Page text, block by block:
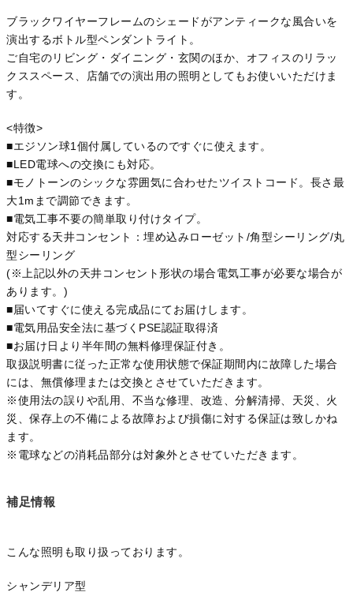
ブラックワイヤーフレームのシェードがアンティークな風合いを
演出するボトル型ペンダントライト。
ご自宅のリビング・ダイニング・玄関のほか、オフィスのリラッ
クススペース、店舗での演出用の照明としてもお使いいただけま
す。
<特徴>
■エジソン球1個付属しているのですぐに使えます。
■LED電球への交換にも対応。
■モノトーンのシックな雰囲気に合わせたツイストコード。長さ最
大1mまで調節できます。
■電気工事不要の簡単取り付けタイプ。
対応する天井コンセント：埋め込みローゼット/角型シーリング/丸
型シーリング
(※上記以外の天井コンセント形状の場合電気工事が必要な場合が
あります。)
■届いてすぐに使える完成品にてお届けします。
■電気用品安全法に基づくPSE認証取得済
■お届け日より半年間の無料修理保証付き。
取扱説明書に従った正常な使用状態で保証期間内に故障した場合
には、無償修理または交換とさせていただきます。
※使用法の誤りや乱用、不当な修理、改造、分解清掃、天災、火
災、保存上の不備による故障および損傷に対する保証は致しかね
ます。
※電球などの消耗品部分は対象外とさせていただきます。
補足情報
こんな照明も取り扱っております。
シャンデリア型